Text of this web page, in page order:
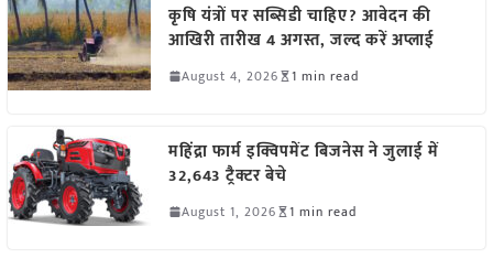
कृषि यंत्रों पर सब्सिडी चाहिए? आवेदन की
आखिरी तारीख 4 अगस्त, जल्द करें अप्लाई
August 4, 2026 1 min read
महिंद्रा फार्म इक्विपमेंट बिजनेस ने जुलाई में
32,643 ट्रैक्टर बेचे
August 1, 2026 1 min read